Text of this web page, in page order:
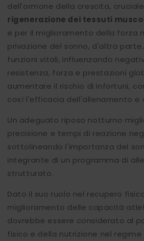
dell'ormone della crescita,
rigenerazione dei tessuti
e per il miglioramento della forza
privazione del sonno, d'altra
funzioni vitali, influenzando
resistenza, forza e prestazioni
aumentare il rischio di infortuni,
così l'efficacia dell'allenamento e
Un adeguato riposo notturno
precisione e tempi di reazione
sottolineando l'importanza del
integrante di un programma di
strutturato.
Dato il suo ruolo nel recupero
miglioramento delle capacità
dovrebbe essere considerato al
fisico e della nutrizione nel